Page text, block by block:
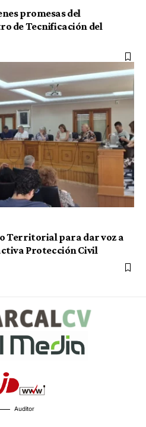
promesas del
de Tecnificación del
Territorial para dar voz a
Protección Civil
Auditor